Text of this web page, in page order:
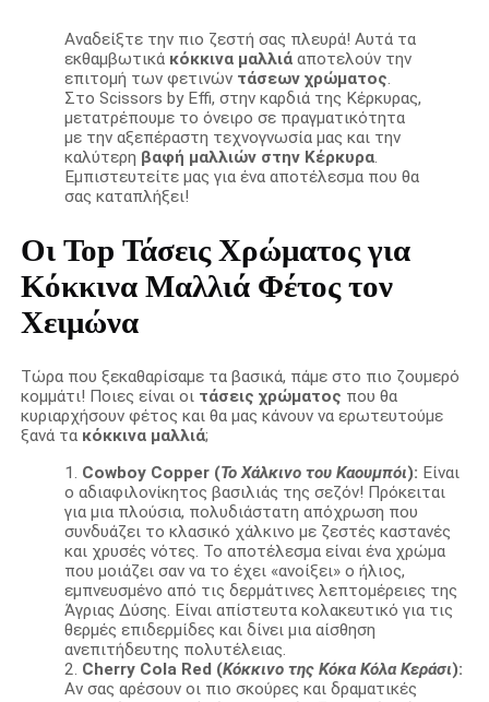
Αναδείξτε την πιο ζεστή σας πλευρά! Αυτά τα
εκθαμβωτικά κόκκινα μαλλιά αποτελούν την
επιτομή των φετινών τάσεων χρώματος.
Στο Scissors by Effi, στην καρδιά της Κέρκυρας,
μετατρέπουμε το όνειρο σε πραγματικότητα
με την αξεπέραστη τεχνογνωσία μας και την
καλύτερη βαφή μαλλιών στην Κέρκυρα.
Εμπιστευτείτε μας για ένα αποτέλεσμα που θα
σας καταπλήξει!
Οι Top Τάσεις Χρώματος για
Κόκκινα Μαλλιά Φέτος τον
Χειμώνα
Τώρα που ξεκαθαρίσαμε τα βασικά, πάμε στο πιο ζουμερό
κομμάτι! Ποιες είναι οι τάσεις χρώματος που θα
κυριαρχήσουν φέτος και θα μας κάνουν να ερωτευτούμε
ξανά τα κόκκινα μαλλιά;
Cowboy Copper (Το Χάλκινο του Καουμπόι): Είναι
ο αδιαφιλονίκητος βασιλιάς της σεζόν! Πρόκειται
για μια πλούσια, πολυδιάστατη απόχρωση που
συνδυάζει το κλασικό χάλκινο με ζεστές καστανές
και χρυσές νότες. Το αποτέλεσμα είναι ένα χρώμα
που μοιάζει σαν να το έχει «ανοίξει» ο ήλιος,
εμπνευσμένο από τις δερμάτινες λεπτομέρειες της
Άγριας Δύσης. Είναι απίστευτα κολακευτικό για τις
θερμές επιδερμίδες και δίνει μια αίσθηση
ανεπιτήδευτης πολυτέλειας.
Cherry Cola Red (Κόκκινο της Κόκα Κόλα Κεράσι):
Αν σας αρέσουν οι πιο σκούρες και δραματικές